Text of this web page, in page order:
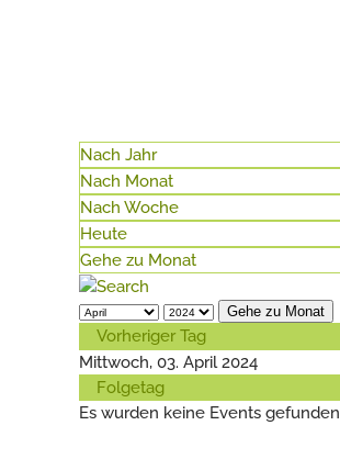
Nach Jahr
Nach Monat
Nach Woche
Heute
Gehe zu Monat
Gehe zu Monat
Vorheriger Tag
Mittwoch, 03. April 2024
Folgetag
Es wurden keine Events gefunden